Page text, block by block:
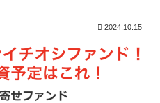
2024.10.15